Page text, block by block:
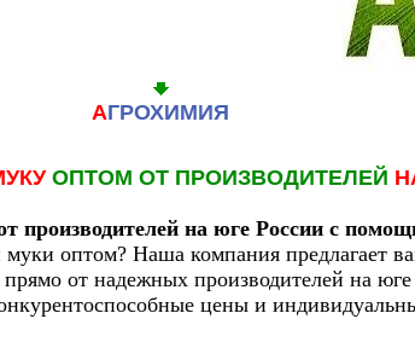
АГРОХИМИЯ
ОПТОМ ОТ ПРОИЗВОДИТЕЛЕЙ
производителей на юге России с
оптом? Наша компания предлагает
от надежных производителей на
цены и